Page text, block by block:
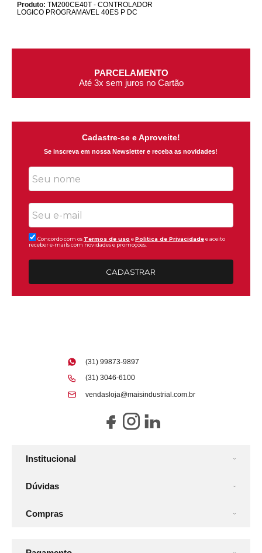
Produto: TM200CE40T - CONTROLADOR
LOGICO PROGRAMAVEL 40ES P DC
PARCELAMENTO
Até 3x sem juros no Cartão
Cadastre-se e Aproveite!
Se inscreva em nossa Newsletter e receba as novidades!
Concordo com os Termos de uso ePolitica de Privacidadee aceito
receber e-mails com novidades e promoções.
CADASTRAR
Institucional
Dúvidas
Compras
(31) 99873-9897
(31) 3046-6100
vendasloja@maisindustrial.com.br